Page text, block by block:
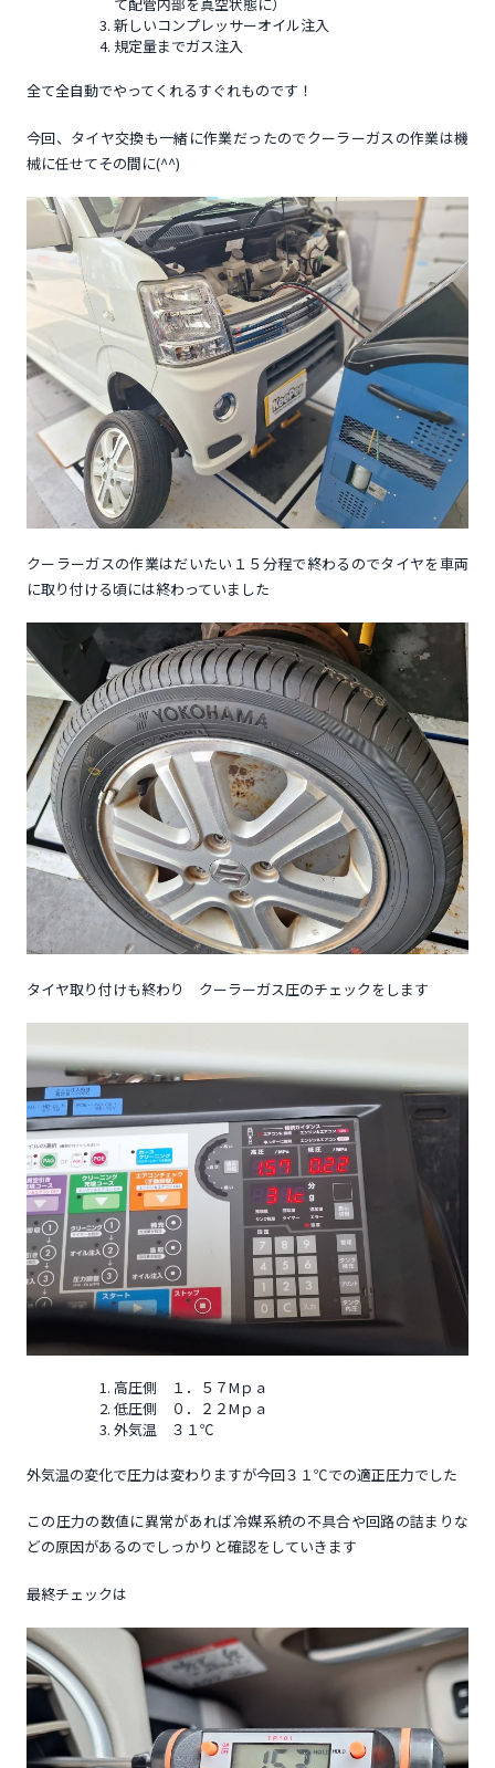
新しいコンプレッサーオイル注入
規定量までガス注入
全て全自動でやってくれるすぐれものです！
今回、タイヤ交換も一緒に作業だったのでクーラーガスの作業は機
械に任せてその間に(^^)
クーラーガスの作業はだいたい１５分程で終わるのでタイヤを車両
に取り付ける頃には終わっていました
タイヤ取り付けも終わり クーラーガス圧のチェックをします
高圧側 １．５７Mｐａ
低圧側 ０．２２Mｐａ
外気温 ３１℃
外気温の変化で圧力は変わりますが今回３１℃での適正圧力でした
この圧力の数値に異常があれば冷媒系統の不具合や回路の詰まりな
どの原因があるのでしっかりと確認をしていきます
最終チェックは